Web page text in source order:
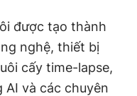
được tạo thành
nghệ, thiết bị
cấy time-lapse,
và các chuyên